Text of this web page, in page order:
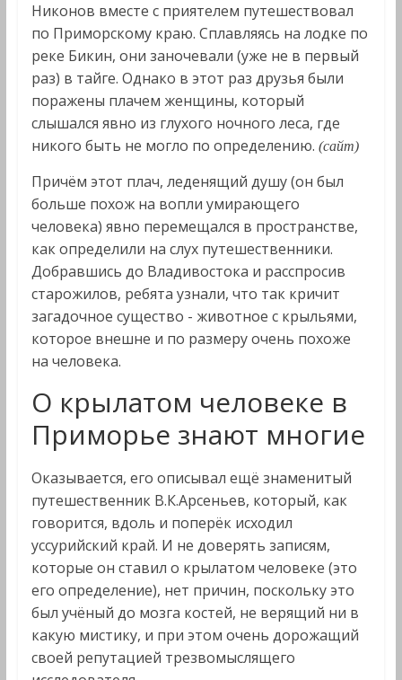
Никонов вместе с приятелем путешествовал
по Приморскому краю. Сплавляясь на лодке по
реке Бикин, они заночевали (уже не в первый
раз) в тайге. Однако в этот раз друзья были
поражены плачем женщины, который
слышался явно из глухого ночного леса, где
никого быть не могло по определению. (сайт)
Причём этот плач, леденящий душу (он был
больше похож на вопли умирающего
человека) явно перемещался в пространстве,
как определили на слух путешественники.
Добравшись до Владивостока и расспросив
старожилов, ребята узнали, что так кричит
загадочное существо - животное с крыльями,
которое внешне и по размеру очень похоже
на человека.
О крылатом человеке в
Приморье знают многие
Оказывается, его описывал ещё знаменитый
путешественник В.К.Арсеньев, который, как
говорится, вдоль и поперёк исходил
уссурийский край. И не доверять записям,
которые он ставил о крылатом человеке (это
его определение), нет причин, поскольку это
был учёный до мозга костей, не верящий ни в
какую мистику, и при этом очень дорожащий
своей репутацией трезвомыслящего